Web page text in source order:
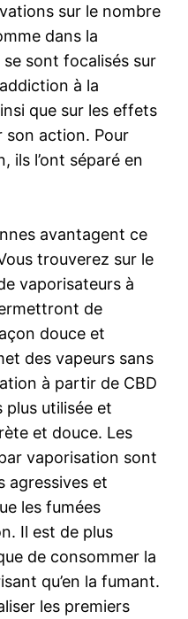
sur le nombre
dans la
sont focalisés sur
à la
que sur les effets
son action. Pour
ils l’ont séparé en
avantagent ce
trouverez sur le
vaporisateurs à
de
douce et
des vapeurs sans
à partir de CBD
plus utilisée et
et douce. Les
vaporisation sont
agressives et
les fumées
Il est de plus
de consommer la
qu’en la fumant.
les premiers